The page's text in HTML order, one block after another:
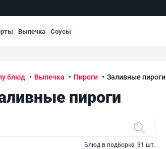
Выпечка Соусы
блюд Выпечка Пироги Заливные пироги
пироги
Блюд в подборке: 31 шт.